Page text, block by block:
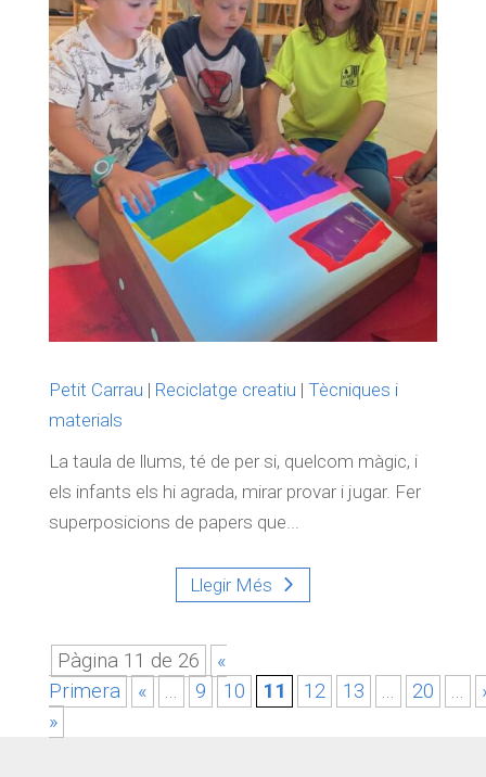
Petit Carrau | Reciclatge creatiu | Tècniques i
materials
La taula de llums, té de per si, quelcom màgic, i
els infants els hi agrada, mirar provar i jugar. Fer
superposicions de papers que...
Llegir Més
Pàgina 11 de 26
«
Primera
« ... 9 10 11 12 13 ... 20 ...
»